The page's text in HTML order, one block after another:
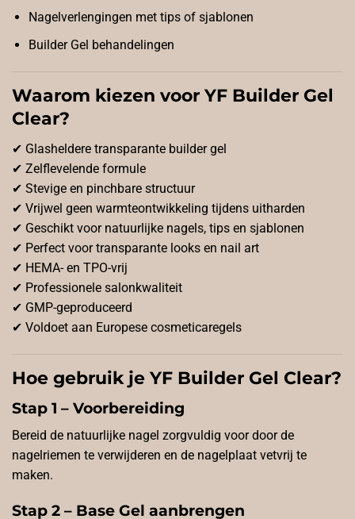
Nagelverlengingen met tips of sjablonen
Builder Gel behandelingen
Waarom kiezen voor YF Builder Gel
Clear?
✔ Glasheldere transparante builder gel
✔ Zelflevelende formule
✔ Stevige en pinchbare structuur
✔ Vrijwel geen warmteontwikkeling tijdens uitharden
✔ Geschikt voor natuurlijke nagels, tips en sjablonen
✔ Perfect voor transparante looks en nail art
✔ HEMA- en TPO-vrij
✔ Professionele salonkwaliteit
✔ GMP-geproduceerd
✔ Voldoet aan Europese cosmeticaregels
Hoe gebruik je YF Builder Gel Clear?
Stap 1 – Voorbereiding
Bereid de natuurlijke nagel zorgvuldig voor door de
nagelriemen te verwijderen en de nagelplaat vetvrij te
maken.
Stap 2 – Base Gel aanbrengen